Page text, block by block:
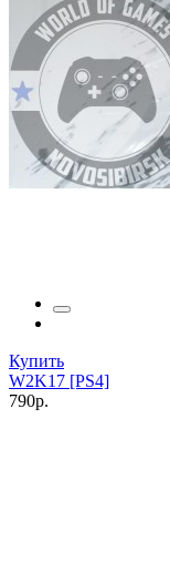
Купить
W2K17 [PS4]
790р.